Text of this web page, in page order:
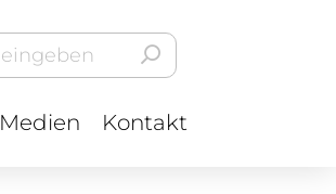
Medien Kontakt